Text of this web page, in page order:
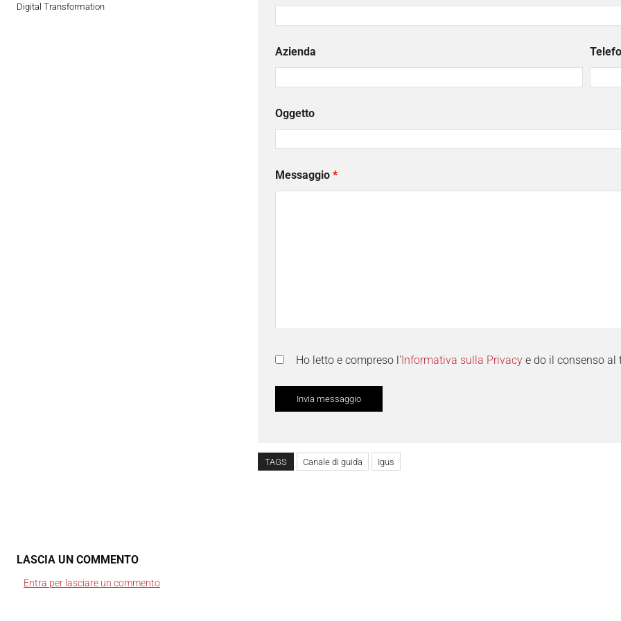
Digital Transformation
Azienda
Oggetto
Messaggio *
Ho letto e compreso l'Informativa sulla Privacy e do il consenso al
TAGS Canale di guida Igus
LASCIA UN COMMENTO
Entra per lasciare un commento